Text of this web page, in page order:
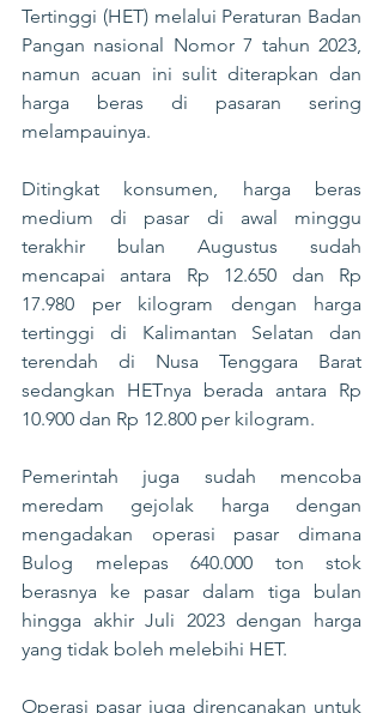
Tertinggi (HET) melalui Peraturan Badan
Pangan nasional Nomor 7 tahun 2023,
namun acuan ini sulit diterapkan dan
harga beras di pasaran sering
melampauinya.
Ditingkat konsumen, harga beras
medium di pasar di awal minggu
terakhir bulan Augustus sudah
mencapai antara Rp 12.650 dan Rp
17.980 per kilogram dengan harga
tertinggi di Kalimantan Selatan dan
terendah di Nusa Tenggara Barat
sedangkan HETnya berada antara Rp
10.900 dan Rp 12.800 per kilogram.
Pemerintah juga sudah mencoba
meredam gejolak harga dengan
mengadakan operasi pasar dimana
Bulog melepas 640.000 ton stok
berasnya ke pasar dalam tiga bulan
hingga akhir Juli 2023 dengan harga
yang tidak boleh melebihi HET.
Operasi pasar juga direncanakan untuk